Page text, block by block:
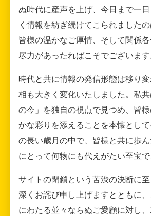
ぬ時代に産声を上げ、今日まで一
く情報を紡ぎ続けてこられました
皆様の温かなご厚情、そして関係
尽力があったればこそでございます
時代と共に情報の発信形態は移り
相も大きく変化いたしました。私
の今」を独自の視点で見つめ、皆
かな彩りを添えることを本懐とし
の長い歳月の中で、皆様と共に歩
にとって何物にも代えがたい至宝で
サイトの閉鎖という苦渋の決断に至
深くお詫び申し上げますとともに
にわたる並々ならぬご愛顧に対し